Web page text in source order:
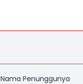
Penunggunya